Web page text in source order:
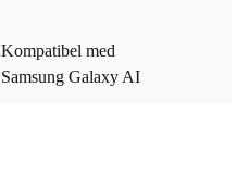
Kompatibel med
Samsung Galaxy AI